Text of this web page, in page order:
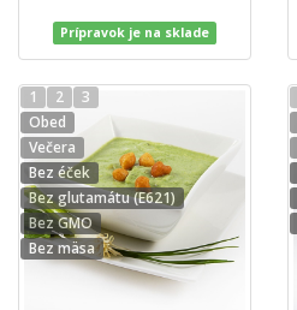
Prípravok je na sklade
1 2
3
Obed
Večera
Bez éček
Bez glutamátu (E621)
Bez GMO
Bez mäsa